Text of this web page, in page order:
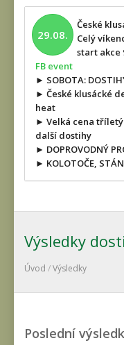
29.08.
České
Celý
start akce
FB event
► SOBOTA:
► České klusácké
heat
► Velká cena
další dostihy
► DOPROVODNÝ
► KOLOTOČE,
Výsledky
Úvod /Výsledky
Poslední